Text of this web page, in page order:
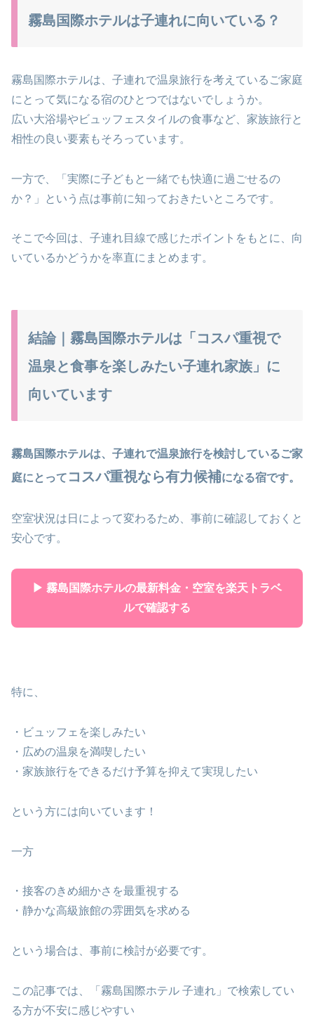
霧島国際ホテルは子連れに向いている？
霧島国際ホテルは、子連れで温泉旅行を考えているご家庭
にとって気になる宿のひとつではないでしょうか。
広い大浴場やビュッフェスタイルの食事など、家族旅行と
相性の良い要素もそろっています。
一方で、「実際に子どもと一緒でも快適に過ごせるの
か？」という点は事前に知っておきたいところです。
そこで今回は、子連れ目線で感じたポイントをもとに、向
いているかどうかを率直にまとめます。
結論｜霧島国際ホテルは「コスパ重視で
温泉と食事を楽しみたい子連れ家族」に
向いています
霧島国際ホテルは、子連れで温泉旅行を検討しているご家
庭にとって コスパ重視なら有力候補になる宿です。
空室状況は日によって変わるため、事前に確認しておくと
安心です。
▶ 霧島国際ホテルの最新料金・空室を楽天トラベ
ルで確認する
特に、
・ビュッフェを楽しみたい
・広めの温泉を満喫したい
・家族旅行をできるだけ予算を抑えて実現したい
という方には向いています！
一方
・接客のきめ細かさを最重視する
・静かな高級旅館の雰囲気を求める
という場合は、事前に検討が必要です。
この記事では、「霧島国際ホテル 子連れ」で検索してい
る方が不安に感じやすい